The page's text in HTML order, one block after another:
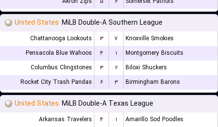
United States MiLB Double-A Southern League
Chattanooga Lookouts ۳ ۷
Knoxville Smokies
Pensacola Blue Wahoos
۴ ۱
Montgomery Biscuits
Columbus Clingstones
۳ ۲
Biloxi Shuckers
Rocket City Trash Pandas
۶ ۳ Birmingham Barons
United States MiLB Double-A Texas League
Arkansas Travelers ۴ ۱
Amarillo Sod Poodles